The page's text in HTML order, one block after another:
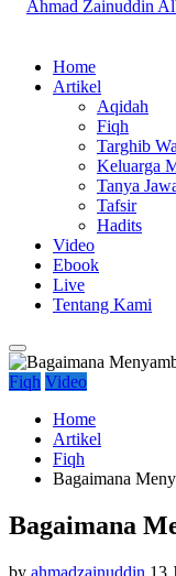
Home
Artikel
Aqidah
Fiqh
Targhib
Keluarga
Tanya
Tafsir
Hadits
Video
Ebook
Live
Tentang Kami
Fiqh Video
Home
Artikel
Fiqh
Bagaimana
Bagaimana
by ahmadzainuddin 13